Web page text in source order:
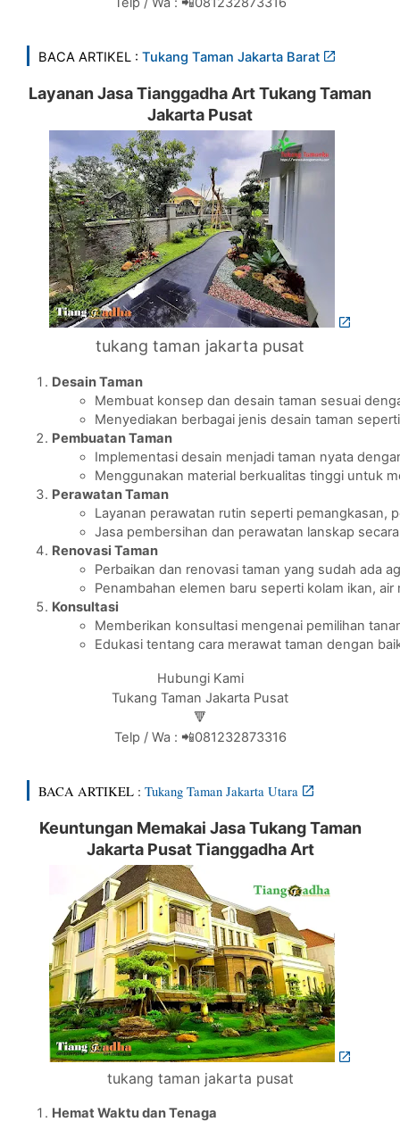
BACA ARTIKEL : Tukang Taman Jakarta Barat
Layanan Jasa Tianggadha Art Tukang Taman
Jakarta Pusat
tukang taman jakarta pusat
Desain Taman
Membuat konsep dan desain taman sesuai
Menyediakan berbagai jenis desain taman
Pembuatan Taman
Implementasi desain menjadi taman nyata
Menggunakan material berkualitas tinggi untuk
Perawatan Taman
Layanan perawatan rutin seperti pemangkasan,
Jasa pembersihan dan perawatan lanskap
Renovasi Taman
Perbaikan dan renovasi taman yang sudah ada
Penambahan elemen baru seperti kolam ikan,
Konsultasi
Memberikan konsultasi mengenai pemilihan
Edukasi tentang cara merawat taman dengan
Hubungi Kami
Tukang Taman Jakarta Pusat
🔻
Telp / Wa : 📲081232873316
BACA ARTIKEL : Tukang Taman Jakarta Utara
Keuntungan Memakai Jasa Tukang Taman
Jakarta Pusat Tianggadha Art
tukang taman jakarta pusat
Hemat Waktu dan Tenaga